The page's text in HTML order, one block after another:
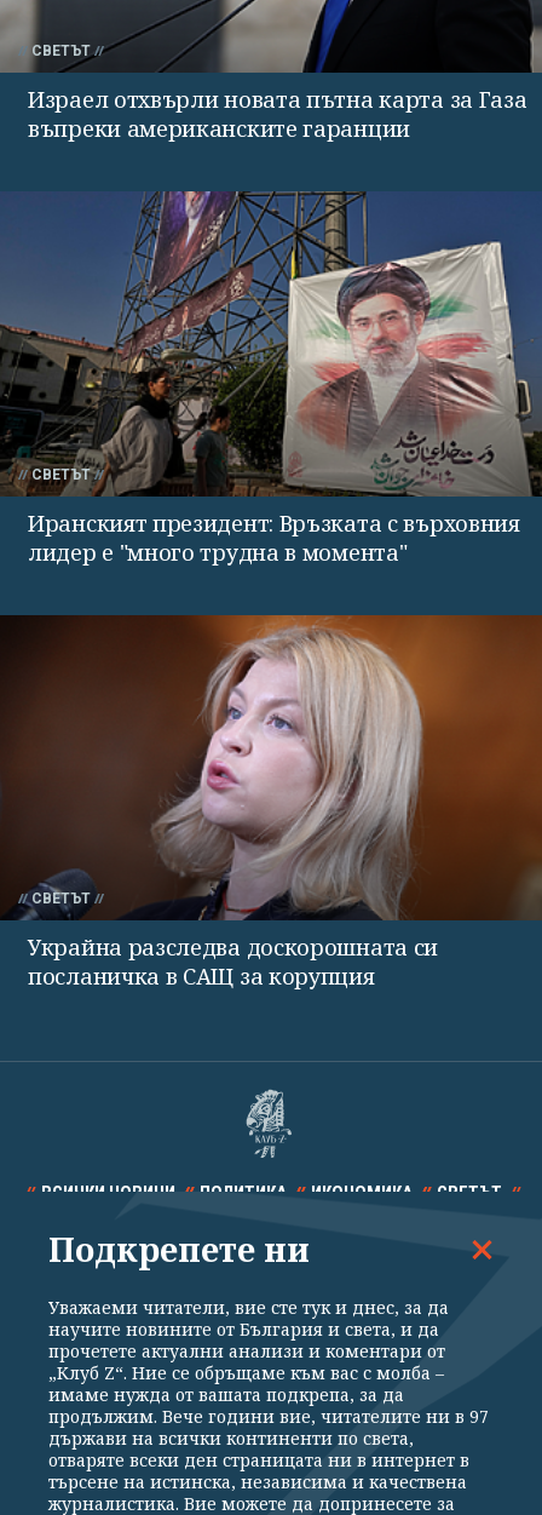
СВЕТЪТ
Израел отхвърли новата пътна карта за Газа
въпреки американските гаранции
СВЕТЪТ
Иранският президент: Връзката с върховния
лидер е "много трудна в момента"
СВЕТЪТ
Украйна разследва доскорошната си
посланичка в САЩ за корупция
ВСИЧКИ НОВИНИ ПОЛИТИКА ИКОНОМИКА СВЕТЪТ
СПОРТ КУЛТУРА ТЕХНОЛОГИИ КАЛЕЙДОСКОП
Общи условия
Политика за поверителност
Реклама
Партньори Контакти
За Клуб Z
Екип
Подкрепете ни
Подкрепете ни
Уважаеми читатели, вие сте тук и днес, за да
научите новините от България и света, и да
прочетете актуални анализи и коментари от
„Клуб Z“. Ние се обръщаме към вас с молба –
имаме нужда от вашата подкрепа, за да
продължим. Вече години вие, читателите ни в 97
държави на всички континенти по света,
отваряте всеки ден страницата ни в интернет в
търсене на истинска, независима и качествена
журналистика. Вие можете да допринесете за